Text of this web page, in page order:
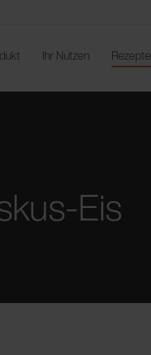
Ihr Nutzen Rezepte
Eis